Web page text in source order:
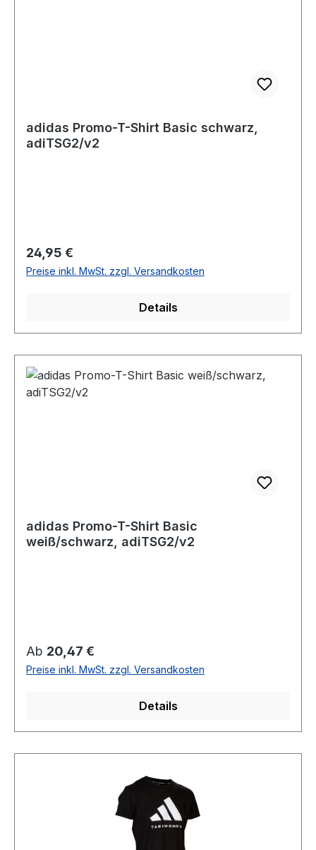
adidas Promo-T-Shirt Basic schwarz,
adiTSG2/v2
Regulärer Preis:
24,95 €
Preise inkl. MwSt. zzgl. Versandkosten
Details
adidas Promo-T-Shirt Basic
weiß/schwarz, adiTSG2/v2
Regulärer Preis:
Ab 20,47 €
Preise inkl. MwSt. zzgl. Versandkosten
Details